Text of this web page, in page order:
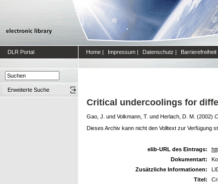
DLR Portal Home | Impressum | Datenschutz | Barrierefreiheit
Erweiterte Suche
Critical undercoolings for
Gao, J. und Volkmann, T. und Herlach, D. M. (2002)
Dieses Archiv kann nicht den Volltext zur Verfügung
elib-URL des Eintrags:
Dokumentart:
Zusätzliche Informationen:
Titel: